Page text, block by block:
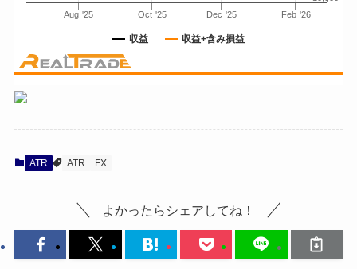
ATR ATR FX
よかったらシェアしてね！